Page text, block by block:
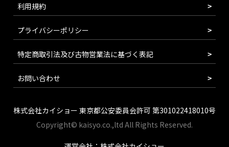
利用規約
プライバシーポリシー
特定商取引法及び古物営業法に基づく表記
お問い合わせ
株式会社カイショー 東京都公安委員会許可 第301022418010号
Copyright© kaisyo.co.,ltd All Rights Reserved.